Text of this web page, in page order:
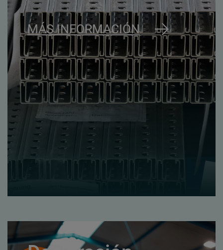
MÁS INFORMACIÓN